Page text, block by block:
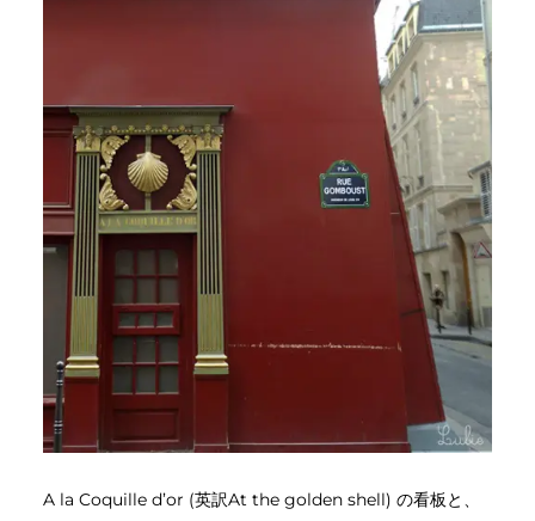
A la Coquille d’or (英訳At the golden shell) の看板と、